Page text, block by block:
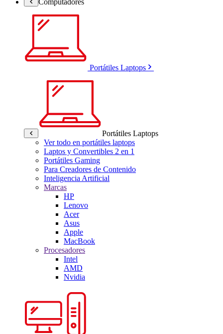
Portátiles Laptops
Portátiles Laptops
Ver todo en portátiles laptops
Laptos y Convertibles 2 en 1
Portátiles Gaming
Para Creadores de Contenido
Inteligencia Artificial
Marcas
HP
Lenovo
Acer
Asus
Apple
MacBook
Procesadores
Intel
AMD
Nvidia